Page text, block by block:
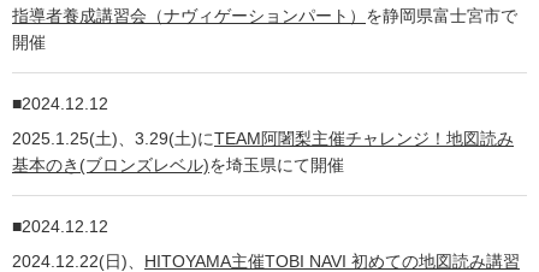
指導者養成講習会（ナヴィゲーションパート） を静岡県富士宮市で
開催
2024.12.12
2025.1.25(土)、3.29(土)にTEAM阿闍梨主催チャレンジ！地図読み
基本のき(ブロンズレベル)を埼玉県にて開催
2024.12.12
2024.12.22(日)、 HITOYAMA主催TOBI NAVI 初めての地図読み講習